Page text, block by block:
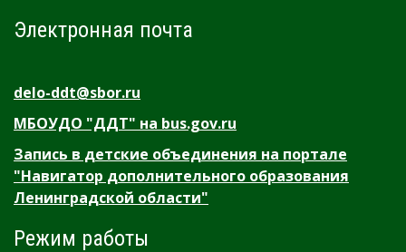
Электронная почта
delo-ddt@sbor.ru
МБОУДО "ДДТ" на bus.gov.ru
Запись в детские объединения на портале
"Навигатор дополнительного образования
Ленинградской области"
Режим работы